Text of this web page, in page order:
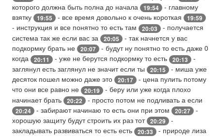
которого должна быть полна до начала
19:54
- главному
взятку
19:55 - все время довольно к очень короткая 19:59
- инструкция и все понятно то есть там 20:03
- получается
система так же если вас за
20:05
- так начнется у вас
подкормку брать не
20:07
- будут ну понятно то есть даже 0
когда
20:11 - уже не берутся подкормку то есть 20:13
-
заглянул есть заглянул не значит если ты
20:15
- миша уже
десяток пошел можно даже это
20:17
- цена пулить потому
что они все равно не
20:19
- беру или уже когда плохо
начинает брать
20:22 - просто потом не подливать а если
20:24 - забирают начинаю то есть они при этом 20:27
-
хорошую защиту будут строить их раз тот 20:29
-
закладывать развиваться то есть есть
20:33
- природе лиза